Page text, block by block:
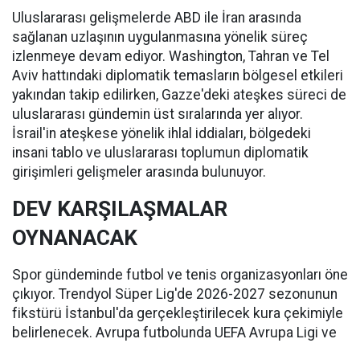
Uluslararası gelişmelerde ABD ile İran arasında
sağlanan uzlaşının uygulanmasına yönelik süreç
izlenmeye devam ediyor. Washington, Tahran ve Tel
Aviv hattındaki diplomatik temasların bölgesel etkileri
yakından takip edilirken, Gazze'deki ateşkes süreci de
uluslararası gündemin üst sıralarında yer alıyor.
İsrail'in ateşkese yönelik ihlal iddiaları, bölgedeki
insani tablo ve uluslararası toplumun diplomatik
girişimleri gelişmeler arasında bulunuyor.
DEV KARŞILAŞMALAR
OYNANACAK
Spor gündeminde futbol ve tenis organizasyonları öne
çıkıyor. Trendyol Süper Lig'de 2026-2027 sezonunun
fikstürü İstanbul'da gerçekleştirilecek kura çekimiyle
belirlenecek. Avrupa futbolunda UEFA Avrupa Ligi ve